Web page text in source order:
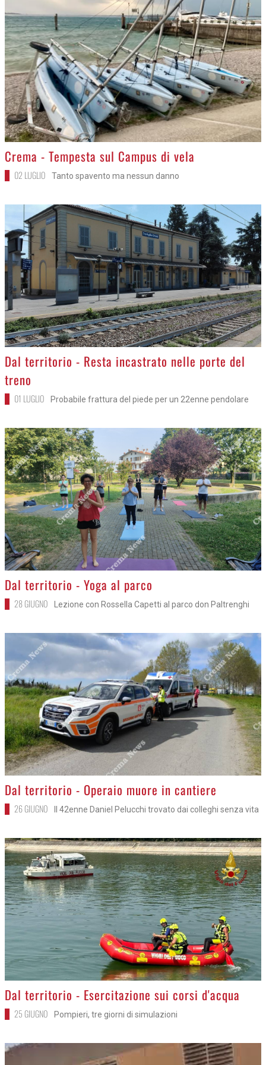
>
Crema - Tempesta sul Campus di vela
02 LUGLIO Tanto spavento ma nessun danno
>
Dal territorio - Resta incastrato nelle porte del
treno
01 LUGLIO Probabile frattura del piede per un 22enne pendolare
>
Dal territorio - Yoga al parco
28 GIUGNO Lezione con Rossella Capetti al parco don Paltrenghi
>
Dal territorio - Operaio muore in cantiere
26 GIUGNO Il 42enne Daniel Pelucchi trovato dai colleghi senza vita
>
Dal territorio - Esercitazione sui corsi d'acqua
25 GIUGNO Pompieri, tre giorni di simulazioni